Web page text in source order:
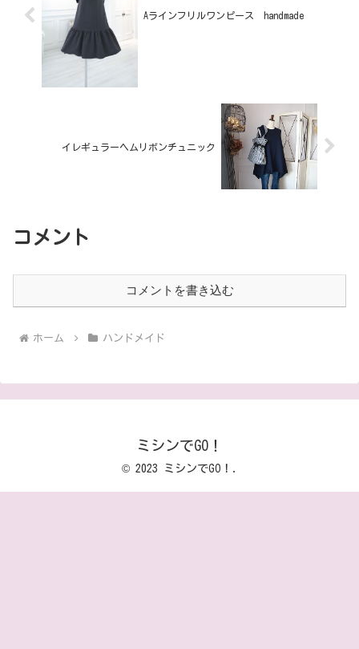
Aラインフリルワンピース handmade
イレギュラーヘムリボンチュニック
コメント
コメントを書き込む
ホーム ハンドメイド
ミシンでGO！
© 2023 ミシンでGO！.